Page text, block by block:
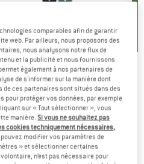
S/S - Lycra
comparables afin de garantir
web. Par ailleurs, nous proposons des
nous analysons notre flux de
et la publicité et nous fournissons
également à nos partenaires de
de s'informer sur la manière dont
ces partenaires sont situés dans des
protéger vos données, par exemple
sur « Tout sélectionner », vous
manière.Si vous ne souhaitez pas
cookies techniquement nécessaires,
pouvez modifier vos paramètres de
» et sélectionner certaines
n’est pas nécessaire pour